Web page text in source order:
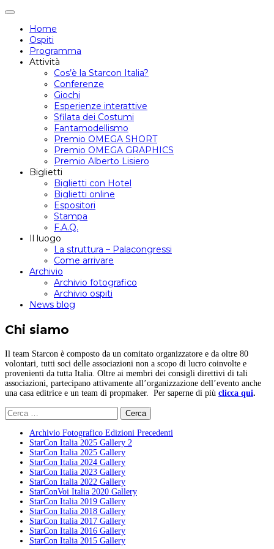
Attiva/disattiva
navigazione
Home
Ospiti
Programma
Attività
Cos’è la Starcon Italia?
Conferenze
Giochi
Esperienze interattive
Sfilata dei Costumi
Fantamodellismo
Premio OMEGA SHORT
Premio OMEGA GRAPHICS
Premio Alberto Lisiero
Biglietti
Biglietti con Hotel
Biglietti online
Espositori
Stampa
F.A.Q.
Il luogo
La struttura – Palacongressi
Come arrivare
Archivio
Archivio fotografico
Archivio ospiti
News blog
Chi siamo
Il team Starcon è composto da un comitato organizzatore e da oltre 80
volontari, tutti soci delle associazioni non a scopo di lucro coinvolte e
provenienti da tutta Italia. Oltre ai membri dei consigli direttivi di tali
associazioni, partecipano attivamente all’organizzazione dell’evento anche
una casa editrice e un team di propmaker. Per saperne di più clicca qui.
Ricerca
per:
Archivio Fotografico Edizioni Precedenti
StarCon Italia 2025 Gallery 2
StarCon Italia 2025 Gallery
StarCon Italia 2024 Gallery
StarCon Italia 2023 Gallery
StarCon Italia 2022 Gallery
StarConVoi Italia 2020 Gallery
StarCon Italia 2019 Gallery
StarCon Italia 2018 Gallery
StarCon Italia 2017 Gallery
StarCon Italia 2016 Gallery
StarCon Italia 2015 Gallery